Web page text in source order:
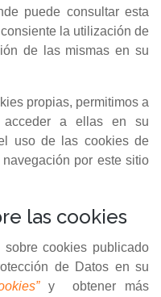
puede consultar esta
la utilización de
de las mismas en su
propias, permitimos a
acceder a ellas en su
uso de las cookies de
por este sitio
las cookies
sobre cookies publicado
de Datos en su
y obtener más